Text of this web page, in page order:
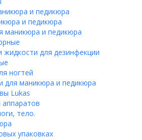
и педикюра
и педикюра
маникюра и педикюра
жидкости для дезинфекции
ногтей
для маникюра и педикюра
Lukas
тело.
упаковках